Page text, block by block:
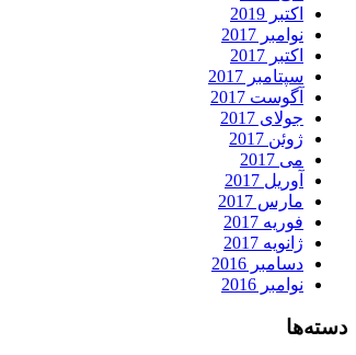
اکتبر 2019
نوامبر 2017
اکتبر 2017
سپتامبر 2017
آگوست 2017
جولای 2017
ژوئن 2017
می 2017
آوریل 2017
مارس 2017
فوریه 2017
ژانویه 2017
دسامبر 2016
نوامبر 2016
دسته‌ها